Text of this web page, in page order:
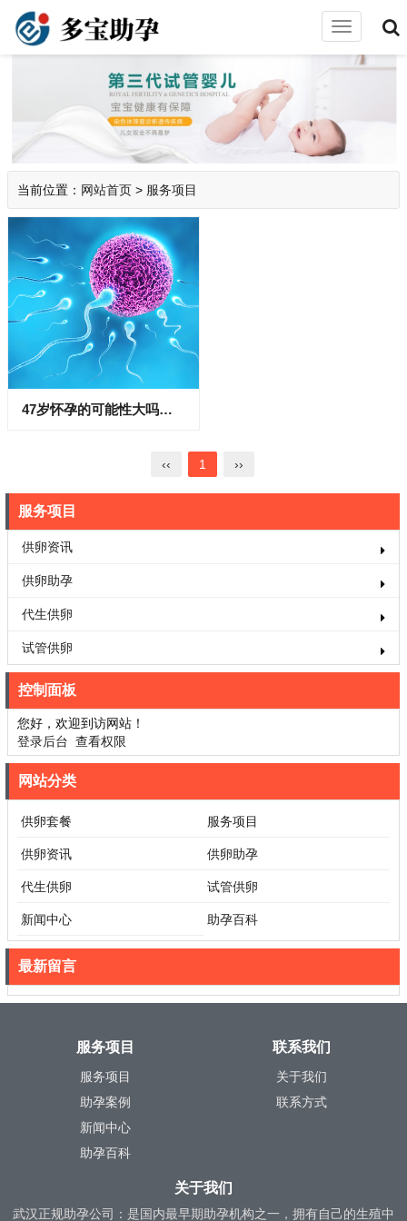
切
导
当前位置： 网站首页 > 服务项目
47岁怀孕的可能性大吗？4招提升自然受孕概率
‹‹ 1 ››
服务项目
供卵资讯
供卵助孕
代生供卵
试管供卵
控制面板
您好，欢迎到访网站！
登录后台 查看权限
网站分类
供卵套餐 服务项目
供卵资讯 供卵助孕
代生供卵 试管供卵
新闻中心 助孕百科
最新留言
服务项目
服务项目
助孕案例
新闻中心
助孕百科
联系我们
关于我们
联系方式
关于我们
武汉正规助孕公司：是国内最早期助孕机构之一，拥有自己的生殖中